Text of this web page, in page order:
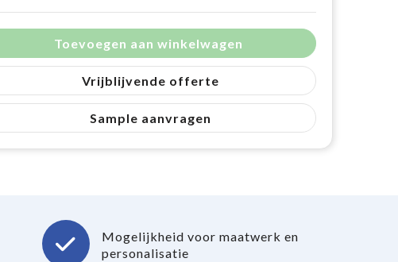
Toevoegen aan winkelwagen
Vrijblijvende offerte
Sample aanvragen
Mogelijkheid voor maatwerk en
personalisatie